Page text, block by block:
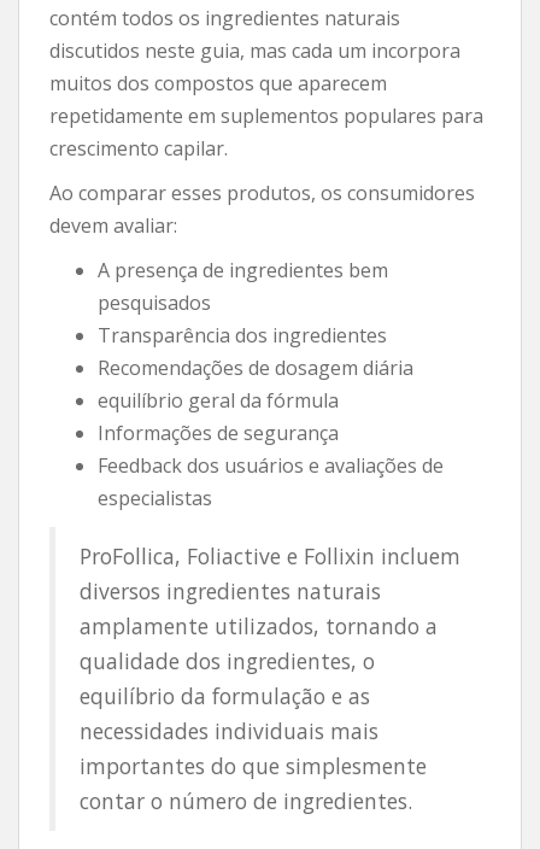
contém todos os ingredientes naturais
discutidos neste guia, mas cada um incorpora
muitos dos compostos que aparecem
repetidamente em suplementos populares para
crescimento capilar.
Ao comparar esses produtos, os consumidores
devem avaliar:
A presença de ingredientes bem
pesquisados
Transparência dos ingredientes
Recomendações de dosagem diária
equilíbrio geral da fórmula
Informações de segurança
Feedback dos usuários e avaliações de
especialistas
ProFollica, Foliactive e Follixin incluem
diversos ingredientes naturais
amplamente utilizados, tornando a
qualidade dos ingredientes, o
equilíbrio da formulação e as
necessidades individuais mais
importantes do que simplesmente
contar o número de ingredientes.